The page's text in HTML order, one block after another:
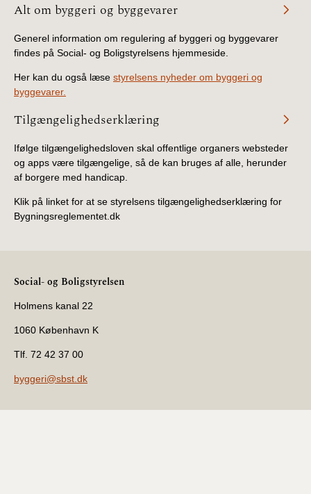
Alt om byggeri og byggevarer
Generel information om regulering af byggeri og byggevarer
findes på Social- og Boligstyrelsens hjemmeside.
Her kan du også læse styrelsens nyheder om byggeri og
byggevarer.
Tilgængelighedserklæring
Ifølge tilgængelighedsloven skal offentlige organers websteder
og apps være tilgængelige, så de kan bruges af alle, herunder
af borgere med handicap.
Klik på linket for at se styrelsens tilgængelighedserklæring for
Bygningsreglementet.dk
Social- og Boligstyrelsen
Holmens kanal 22
1060 København K
Tlf. 72 42 37 00
byggeri@sbst.dk